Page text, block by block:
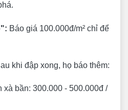
Báo giá 100.000đ/m² chỉ để
khi đập xong, họ báo thêm:
xà bần: 300.000 - 500.000đ /